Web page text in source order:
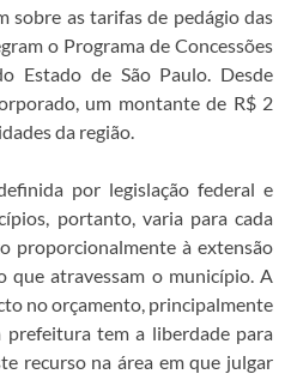
sobre as tarifas de pedágio das
o Programa de Concessões
Estado de São Paulo. Desde
um montante de R$ 2
da região.
por legislação federal e
portanto, varia para cada
proporcionalmente à extensão
que atravessam o município. A
no orçamento, principalmente
prefeitura tem a liberdade para
recurso na área em que julgar